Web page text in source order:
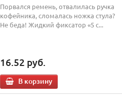
Порвался ремень, отвалилась ручка
кофейника, сломалась ножка стула?
Не беда! Жидкий фиксатор «5 с...
16.52 руб.
В корзину